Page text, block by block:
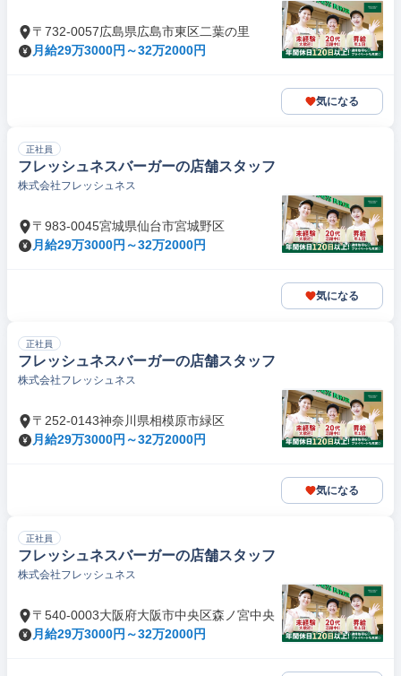
〒732-0057広島県広島市東区二葉の里
月給29万3000円～32万2000円
気になる
正社員
フレッシュネスバーガーの店舗スタッフ
株式会社フレッシュネス
〒983-0045宮城県仙台市宮城野区
月給29万3000円～32万2000円
気になる
正社員
フレッシュネスバーガーの店舗スタッフ
株式会社フレッシュネス
〒252-0143神奈川県相模原市緑区
月給29万3000円～32万2000円
気になる
正社員
フレッシュネスバーガーの店舗スタッフ
株式会社フレッシュネス
〒540-0003大阪府大阪市中央区森ノ宮中央
月給29万3000円～32万2000円